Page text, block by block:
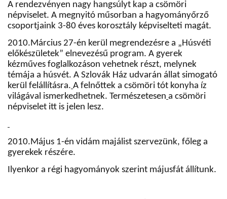
A rendezvényen nagy hangsúlyt kap a csömöri
népviselet. A megnyitó műsorban a hagyományőrző
csoportjaink 3-80 éves korosztály képviselteti magát.
2010.Március 27-én kerül megrendezésre a „Húsvéti
előkészületek” elnevezésű program. A gyerek
kézműves foglalkozáson vehetnek részt, melynek
témája a húsvét. A Szlovák Ház udvarán állat simogató
kerül felállításra. A felnőttek a csömöri tót konyha íz
világával ismerkedhetnek. Természetesen a csömöri
népviselet itt is jelen lesz.
2010.Május 1-én vidám majálist szervezünk, főleg a
gyerekek részére.
Ilyenkor a régi hagyományok szerint májusfát állítunk.